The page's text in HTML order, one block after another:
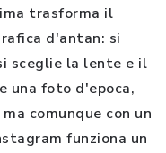
trasforma il
d'antan: si
sceglie la lente e il
una foto d'epoca,
comunque con un
funziona un